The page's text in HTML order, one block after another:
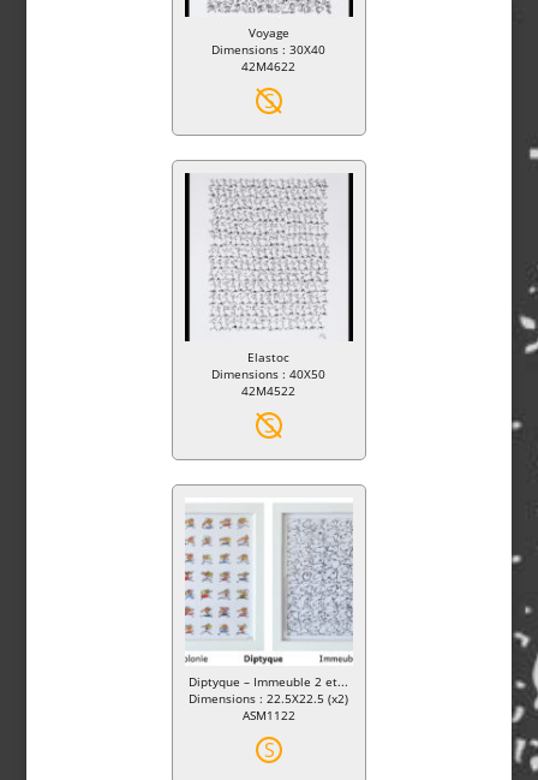
Voyage
Dimensions : 30X40
42M4622
S
Elastoc
Dimensions : 40X50
42M4522
S
Diptyque – Immeuble 2 et...
Dimensions : 22.5X22.5 (x2)
ASM1122
S